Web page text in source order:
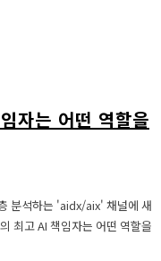
자는 어떤 역할을
분석하는 'aidx/aix' 채널에 새
최고 AI 책임자는 어떤 역할을